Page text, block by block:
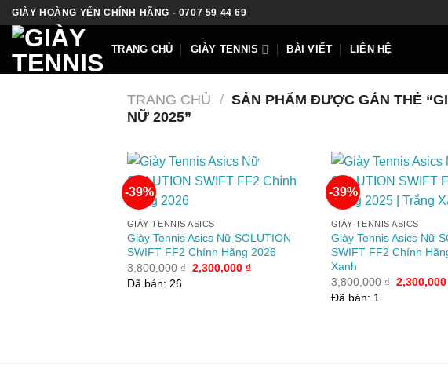
Skip
to
content
GIÀY HOÀNG YẾN CHÍNH HÃNG - 0707 59 44 69
TRANG CHỦ GIÀY TENNIS BÀI VIẾT LIÊN HỆ
TRANG CHỦ / SẢN PHẨM ĐƯỢC GẮN THẺ
NỮ 2025”
-39%
wishlist
+
GIÀY TENNIS ASICS
Giày Tennis Asics Nữ SOLUTION
SWIFT FF2 Chính Hãng 2026
3,800,000₫ Giá
2,300,000₫Giá
Đã bán: 26
-39%
+
GIÀY TENNIS ASICS
Giày Tennis Asics Nữ
SWIFT FF2 Chính
Xanh
3,800,000₫ Giá
Đã bán: 1